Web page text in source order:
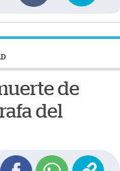
de
del